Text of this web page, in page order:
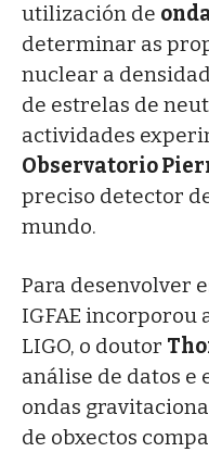
utilización de
determinar as
nuclear a
de estrelas de
actividades
Observatorio
preciso detector
mundo.
Para desenvolver
IGFAE incorporou
LIGO, o doutor
análise de datos e
ondas
de obxectos